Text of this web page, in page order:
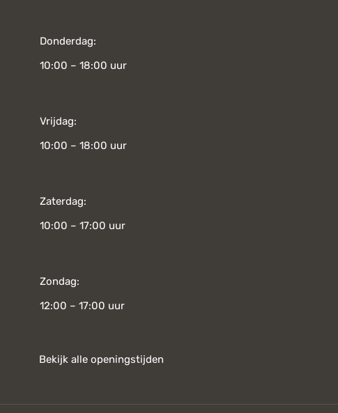
Donderdag:
10:00 – 18:00 uur
Vrijdag:
10:00 – 18:00 uur
Zaterdag:
10:00 – 17:00 uur
Zondag:
12:00 – 17:00 uur
Bekijk alle openingstijden